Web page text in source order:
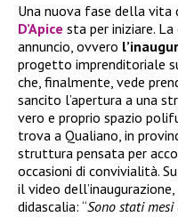
Una nuova fase della vita
D’Apice sta per iniziare.
annuncio, ovvero
progetto imprenditoriale
che, finalmente, vede
sancito l’apertura a una
vero e proprio spazio
trova a Qualiano, in
struttura pensata per
occasioni di convivialità.
il video
didascalia: “Sono stati